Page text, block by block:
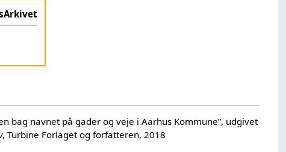
bag navnet på gader og veje i Aarhus Kommune”, udgivet
Turbine Forlaget og forfatteren, 2018